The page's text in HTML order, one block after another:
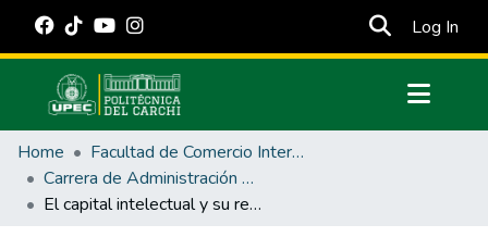
Log In
Communities & Collections
All of DSpace
Statistics
Home
Facultad de Comercio Internacional, Integración, Administración y Economía Empresarial
Carrera de Administración de Empresas y Marketing
El capital intelectual y su relación con la eficiencia de las micro y pequeñas empresas de producción de lácteos y sus derivados de la provincia del Carchi.